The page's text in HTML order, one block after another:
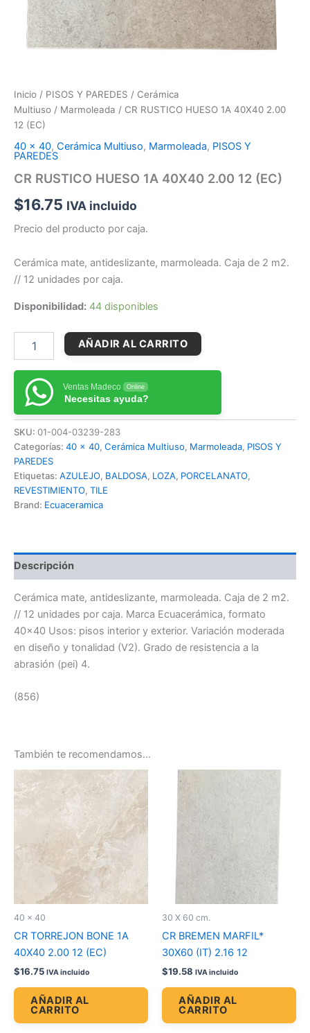
Inicio / PISOS Y PAREDES / Cerámica
Multiuso / Marmoleada / CR RUSTICO HUESO 1A 40X40 2.00
12 (EC)
40 x 40, Cerámica Multiuso, Marmoleada, PISOS Y
PAREDES
CR RUSTICO HUESO 1A 40X40 2.00 12 (EC)
$16.75 IVA incluido
Precio del producto por caja.
Cerámica mate, antideslizante, marmoleada. Caja de 2 m2.
// 12 unidades por caja.
Disponibilidad: 44 disponibles
AÑADIR AL CARRITO
Ventas Madeco Online
Necesitas ayuda?
SKU: 01-004-03239-283
Categorías: 40 x 40, Cerámica Multiuso, Marmoleada, PISOS Y
PAREDES
Etiquetas: AZULEJO, BALDOSA, LOZA, PORCELANATO,
REVESTIMIENTO, TILE
Brand: Ecuaceramica
Descripción
Cerámica mate, antideslizante, marmoleada. Caja de 2 m2.
// 12 unidades por caja. Marca Ecuacerámica, formato
40×40 Usos: pisos interior y exterior. Variación moderada
en diseño y tonalidad (V2). Grado de resistencia a la
abrasión (pei) 4.
(856)
También te recomendamos…
40 x 40
CR TORREJON BONE 1A
40X40 2.00 12 (EC)
$16.75 IVA incluido
AÑADIR AL
CARRITO
30 X 60 cm.
CR BREMEN MARFIL*
30X60 (IT) 2.16 12
$19.58 IVA incluido
AÑADIR AL
CARRITO